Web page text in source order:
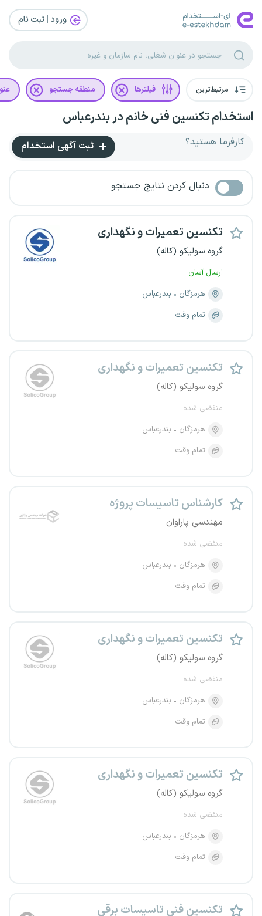
ورود | ثبت‌ نام
مرتبط‌ترین فیلترها منطقه جستجو
استخدام تکنسین فنی خانم در بندرعباس
کارفرما هستید؟ ثبت آگهی استخدام
دنبال کردن نتایج جستجو
تکنسین تعمیرات و نگهداری
گروه سولیکو (کاله)
ارسال آسان
هرمزگان
بندرعباس
تمام وقت
تکنسین تعمیرات و نگهداری
گروه سولیکو (کاله)
منقضی شده
هرمزگان
بندرعباس
تمام وقت
کارشناس تاسیسات پروژه
مهندسی پاراوان
منقضی شده
هرمزگان
بندرعباس
تمام وقت
تکنسین تعمیرات و نگهداری
گروه سولیکو (کاله)
منقضی شده
هرمزگان
بندرعباس
تمام وقت
تکنسین تعمیرات و نگهداری
گروه سولیکو (کاله)
منقضی شده
هرمزگان
بندرعباس
تمام وقت
تکنسین فنی تاسیسات برقی